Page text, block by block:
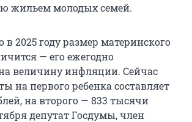
жильем молодых семей.
в 2025 году размер материнского
— его ежегодно
величину инфляции. Сейчас
на первого ребенка составляет
на второго — 833 тысячи
депутат Госдумы, член